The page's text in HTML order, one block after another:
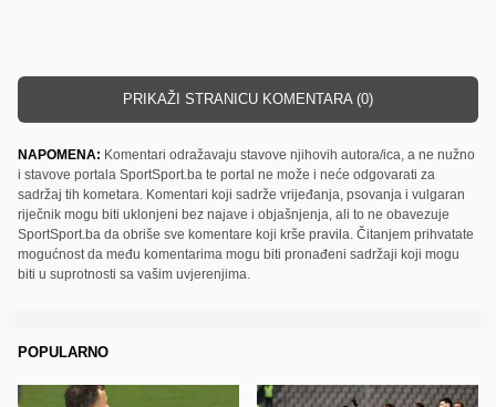
PRIKAŽI STRANICU KOMENTARA (0)
NAPOMENA: Komentari odražavaju stavove njihovih autora/ica, a ne nužno
i stavove portala SportSport.ba te portal ne može i neće odgovarati za
sadržaj tih kometara. Komentari koji sadrže vrijeđanja, psovanja i vulgaran
riječnik mogu biti uklonjeni bez najave i objašnjenja, ali to ne obavezuje
SportSport.ba da obriše sve komentare koji krše pravila. Čitanjem prihvatate
mogućnost da među komentarima mogu biti pronađeni sadržaji koji mogu
biti u suprotnosti sa vašim uvjerenjima.
POPULARNO